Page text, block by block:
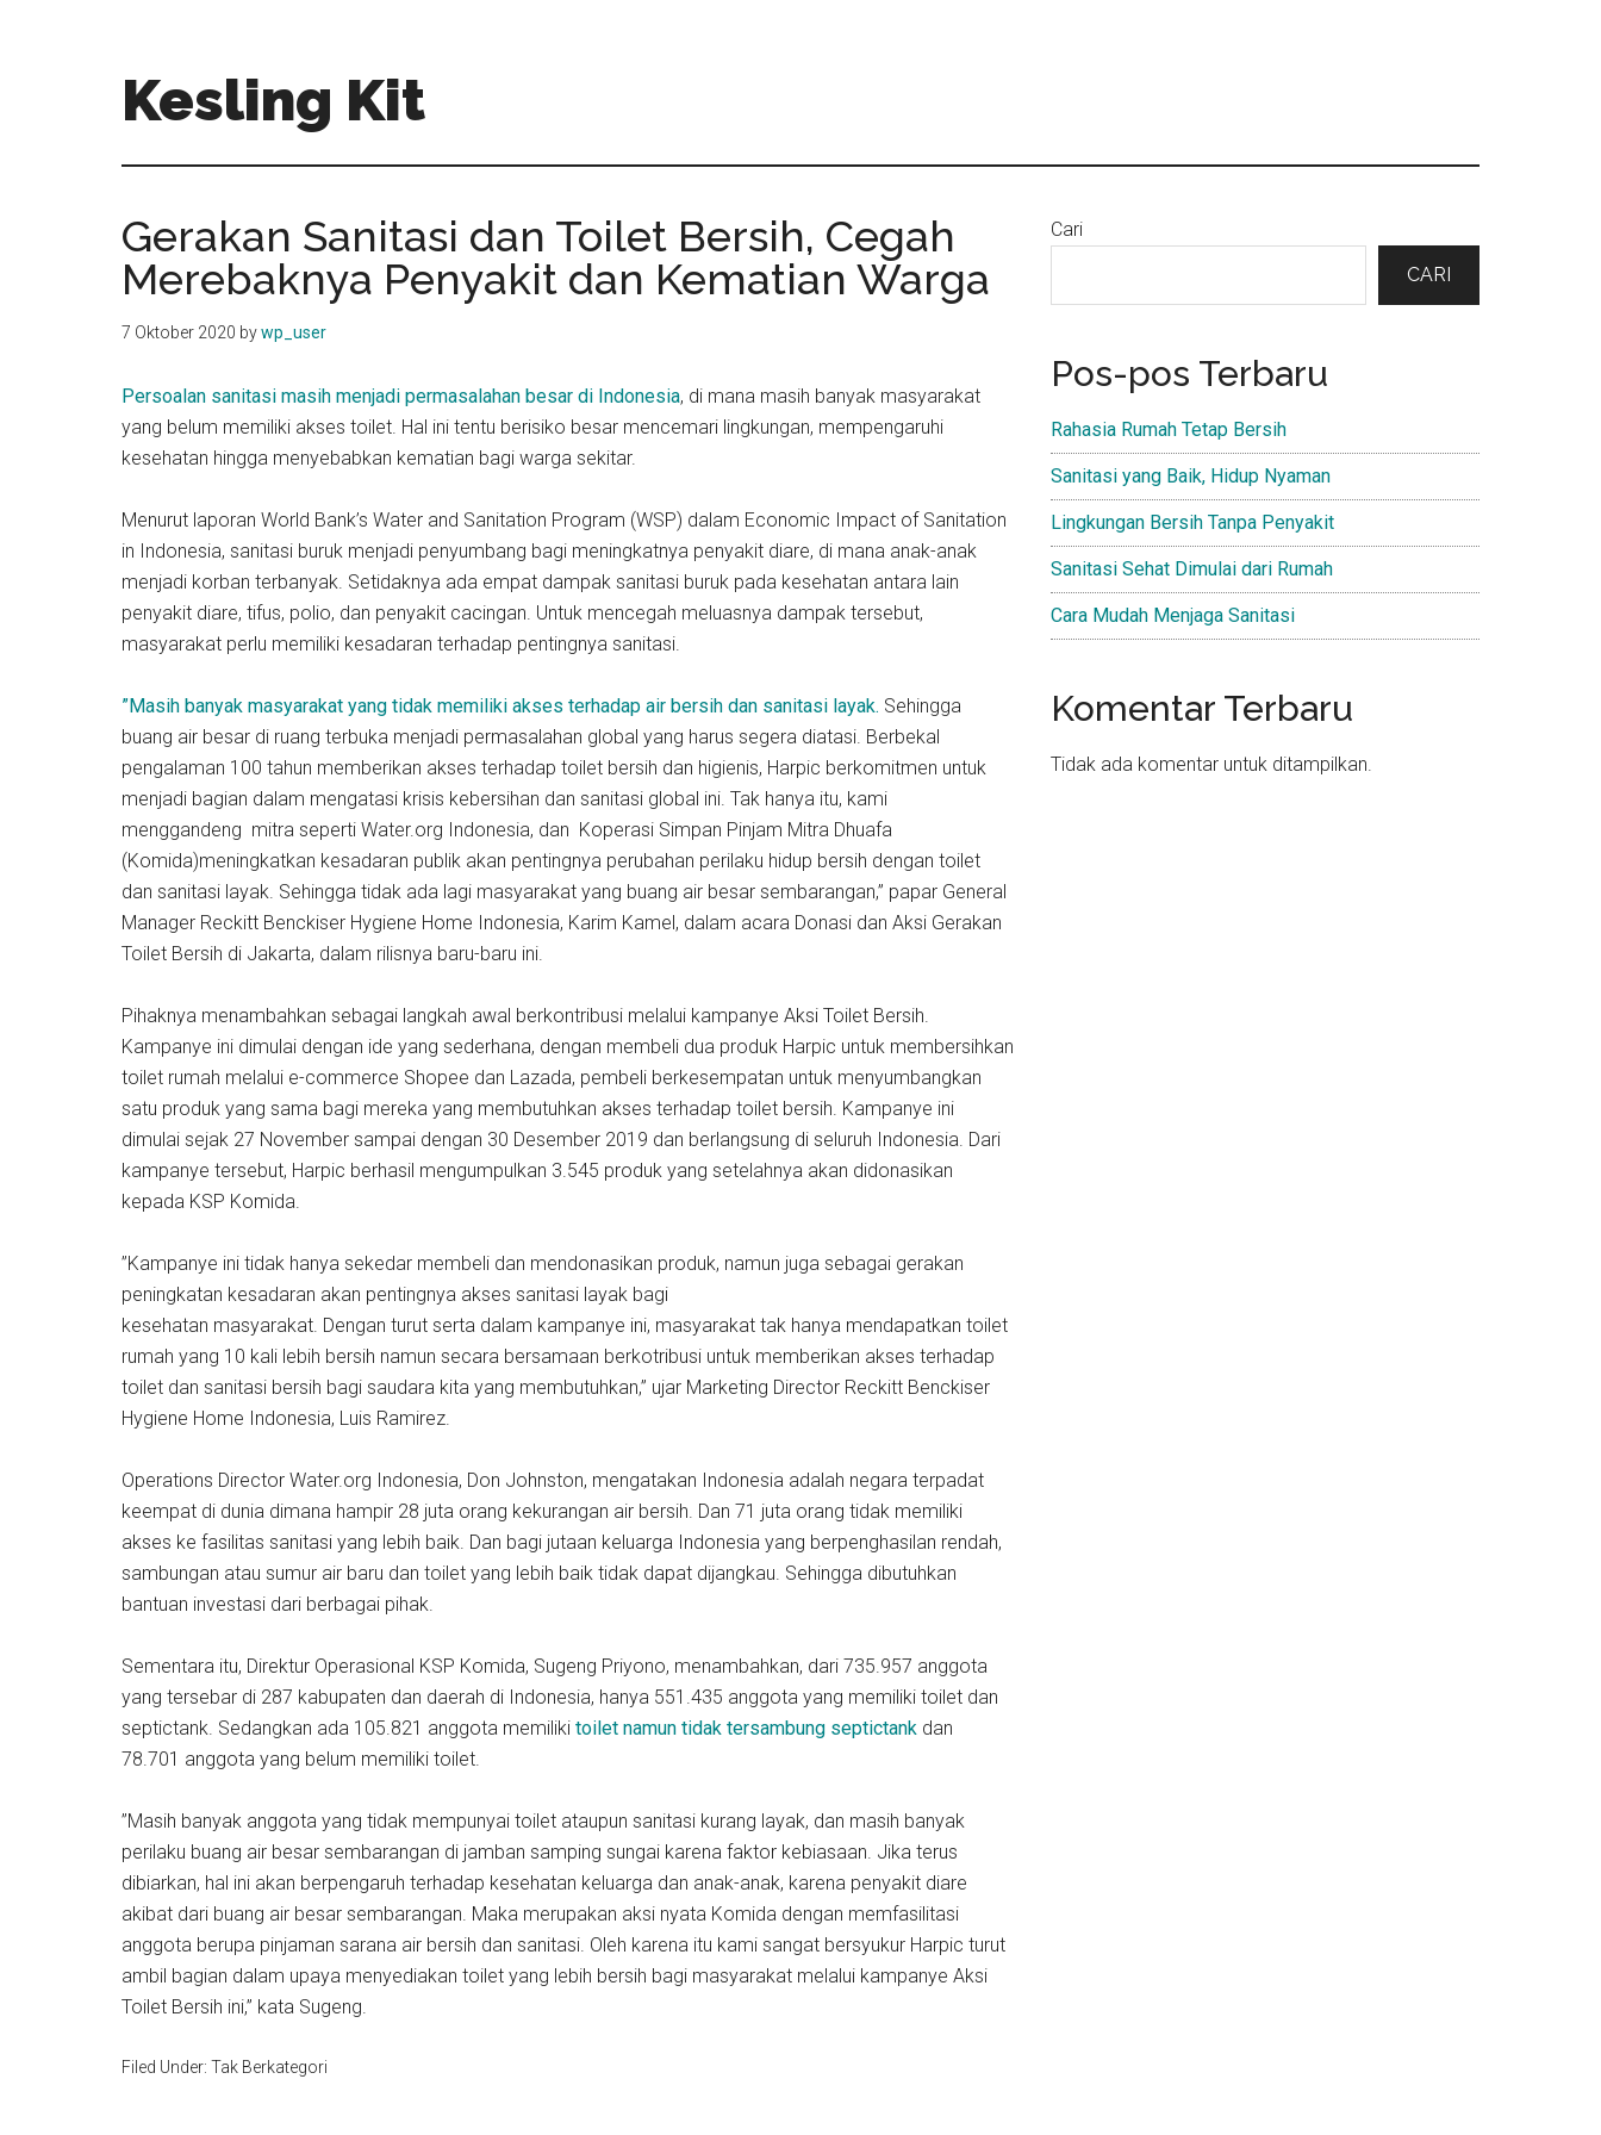
Kesling Kit
Gerakan Sanitasi dan Toilet Bersih, Cegah
Merebaknya Penyakit dan Kematian Warga
7 Oktober 2020 bywp_user
Persoalan sanitasi masih menjadi permasalahan besar di Indonesia, di mana masih banyak masyarakat
yang belum memiliki akses toilet. Hal ini tentu berisiko besar mencemari lingkungan, mempengaruhi
kesehatan hingga menyebabkan kematian bagi warga sekitar.
Menurut laporan World Bank’s Water and Sanitation Program (WSP) dalam Economic Impact of Sanitation
in Indonesia, sanitasi buruk menjadi penyumbang bagi meningkatnya penyakit diare, di mana anak-anak
menjadi korban terbanyak. Setidaknya ada empat dampak sanitasi buruk pada kesehatan antara lain
penyakit diare, tifus, polio, dan penyakit cacingan. Untuk mencegah meluasnya dampak tersebut,
masyarakat perlu memiliki kesadaran terhadap pentingnya sanitasi.
”Masih banyak masyarakat yang tidak memiliki akses terhadap air bersih dan sanitasi layak. Sehingga
buang air besar di ruang terbuka menjadi permasalahan global yang harus segera diatasi. Berbekal
pengalaman 100 tahun memberikan akses terhadap toilet bersih dan higienis, Harpic berkomitmen untuk
menjadi bagian dalam mengatasi krisis kebersihan dan sanitasi global ini. Tak hanya itu, kami
menggandeng mitra seperti Water.org Indonesia, dan Koperasi Simpan Pinjam Mitra Dhuafa
(Komida)meningkatkan kesadaran publik akan pentingnya perubahan perilaku hidup bersih dengan toilet
dan sanitasi layak. Sehingga tidak ada lagi masyarakat yang buang air besar sembarangan,” papar General
Manager Reckitt Benckiser Hygiene Home Indonesia, Karim Kamel, dalam acara Donasi dan Aksi Gerakan
Toilet Bersih di Jakarta, dalam rilisnya baru-baru ini.
Pihaknya menambahkan sebagai langkah awal berkontribusi melalui kampanye Aksi Toilet Bersih.
Kampanye ini dimulai dengan ide yang sederhana, dengan membeli dua produk Harpic untuk membersihkan
toilet rumah melalui e-commerce Shopee dan Lazada, pembeli berkesempatan untuk menyumbangkan
satu produk yang sama bagi mereka yang membutuhkan akses terhadap toilet bersih. Kampanye ini
dimulai sejak 27 November sampai dengan 30 Desember 2019 dan berlangsung di seluruh Indonesia. Dari
kampanye tersebut, Harpic berhasil mengumpulkan 3.545 produk yang setelahnya akan didonasikan
kepada KSP Komida.
”Kampanye ini tidak hanya sekedar membeli dan mendonasikan produk, namun juga sebagai gerakan
peningkatan kesadaran akan pentingnya akses sanitasi layak bagi
kesehatan masyarakat. Dengan turut serta dalam kampanye ini, masyarakat tak hanya mendapatkan toilet
rumah yang 10 kali lebih bersih namun secara bersamaan berkotribusi untuk memberikan akses terhadap
toilet dan sanitasi bersih bagi saudara kita yang membutuhkan,” ujar Marketing Director Reckitt Benckiser
Hygiene Home Indonesia, Luis Ramirez.
Operations Director Water.org Indonesia, Don Johnston, mengatakan Indonesia adalah negara terpadat
keempat di dunia dimana hampir 28 juta orang kekurangan air bersih. Dan 71 juta orang tidak memiliki
akses ke fasilitas sanitasi yang lebih baik. Dan bagi jutaan keluarga Indonesia yang berpenghasilan rendah,
sambungan atau sumur air baru dan toilet yang lebih baik tidak dapat dijangkau. Sehingga dibutuhkan
bantuan investasi dari berbagai pihak.
Sementara itu, Direktur Operasional KSP Komida, Sugeng Priyono, menambahkan, dari 735.957 anggota
yang tersebar di 287 kabupaten dan daerah di Indonesia, hanya 551.435 anggota yang memiliki toilet dan
septictank. Sedangkan ada 105.821 anggota memiliki toilet namun tidak tersambung septictank dan
78.701 anggota yang belum memiliki toilet.
”Masih banyak anggota yang tidak mempunyai toilet ataupun sanitasi kurang layak, dan masih banyak
perilaku buang air besar sembarangan di jamban samping sungai karena faktor kebiasaan. Jika terus
dibiarkan, hal ini akan berpengaruh terhadap kesehatan keluarga dan anak-anak, karena penyakit diare
akibat dari buang air besar sembarangan. Maka merupakan aksi nyata Komida dengan memfasilitasi
anggota berupa pinjaman sarana air bersih dan sanitasi. Oleh karena itu kami sangat bersyukur Harpic turut
ambil bagian dalam upaya menyediakan toilet yang lebih bersih bagi masyarakat melalui kampanye Aksi
Toilet Bersih ini,” kata Sugeng.
Filed Under: Tak Berkategori
Primary
Cari
CARI
Pos-pos Terbaru
Rahasia Rumah Tetap Bersih
Sanitasi yang Baik, Hidup Nyaman
Lingkungan Bersih Tanpa Penyakit
Sanitasi Sehat Dimulai dari Rumah
Cara Mudah Menjaga Sanitasi
Komentar Terbaru
Tidak ada komentar untuk ditampilkan.